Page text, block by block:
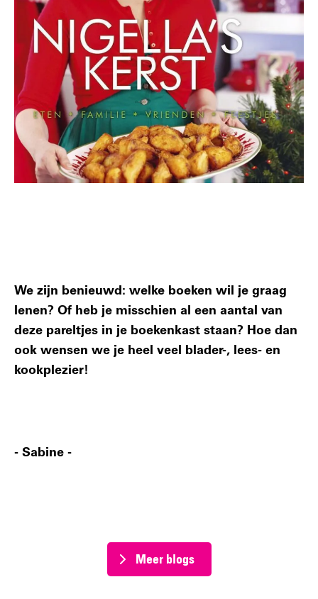
We zijn benieuwd: welke boeken wil je graag
lenen? Of heb je misschien al een aantal van
deze pareltjes in je boekenkast staan? Hoe dan
ook wensen we je heel veel blader-, lees- en
kookplezier!
- Sabine -
Meer blogs